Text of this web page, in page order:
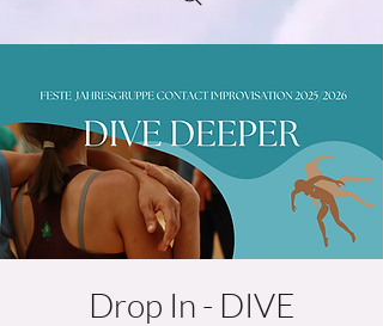
Drop In - DIVE